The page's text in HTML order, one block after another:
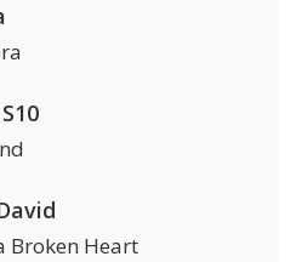
Broken Heart